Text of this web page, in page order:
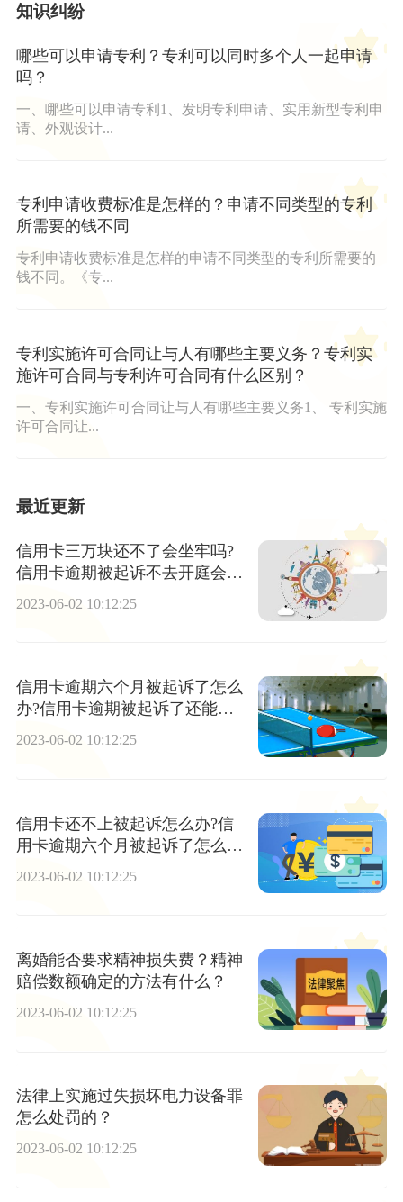
知识纠纷
哪些可以申请专利？专利可以同时多个人一起申请
吗？
一、哪些可以申请专利1、发明专利申请、实用新型专利申
请、外观设计...
专利申请收费标准是怎样的？申请不同类型的专利
所需要的钱不同
专利申请收费标准是怎样的申请不同类型的专利所需要的
钱不同。《专...
专利实施许可合同让与人有哪些主要义务？专利实
施许可合同与专利许可合同有什么区别？
一、专利实施许可合同让与人有哪些主要义务1、 专利实施
许可合同让...
最近更新
信用卡三万块还不了会坐牢吗?
信用卡逾期被起诉不去开庭会怎
2023-06-02 10:12:25
信用卡逾期六个月被起诉了怎么
办?信用卡逾期被起诉了还能协
商吗？
2023-06-02 10:12:25
信用卡还不上被起诉怎么办?信
用卡逾期六个月被起诉了怎么
2023-06-02 10:12:25
离婚能否要求精神损失费？精神
赔偿数额确定的方法有什么？
2023-06-02 10:12:25
法律上实施过失损坏电力设备罪
怎么处罚的？
2023-06-02 10:12:25